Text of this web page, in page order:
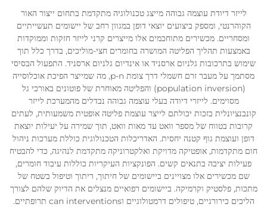
לייזר דיודת עוצמה גבוהה מייצג טכנולוגיה מתקדמת בתחום ייצור האור
הקוהרנטי, ומספק ביצועים יוצאי דופן במגוון רחב של יישומים תעשייתיים
ומסחריים. מכשירים מתוחכמים אלו מייצרים קרני לייזר חזקות וממוקדות
באמצעות תהליך הפליטה המושרה בחומרים חצי-מוליכים, בדרך כלל תוך
שימוש בתרכובות גלניום ארסניד או אינדיום גלניום ארסניד. התפעול הבסיסי
מסתמך על מעבר זרם חשמלי דרך צומת p-n, מה שמייצר הפיכת אוכלוסייה
(population inversion) והפליטה מאוחרת של פוטונים באורכי גל
מסוימים. לייזרי דיודה בעלי עוצמה גבוהה נבדלים מהמערכת לייזר
קונבנציונלית בזכות יכולתם לייצר עוצמת פליטה אופטית משמעותית, לעתים
קרובות בטווח של מספר וואט עד מאות וואט, תוך שמירה על יעילות יוצאת
דופן ועוצמת גוף קטנה יחסית. האדריכלות הטכנולוגית כוללת מערכות ניהול
חום מתקדמות, אופטיקה מדויקת ואלקטרוניקה מתקדמת לנהיגה, כדי להבטיח
פעילות יציבה בתנאים קשים. הפונקציות העיקריות כוללות עיבוד חומרים,
שם מכשירים אלו מצויינים ביישומים של חיתוך, ריתוך וטיפול בשטח של
מתכות, פלסטיק וקרמיקה. ביישומים רפואיים מנצלים את הדיוק שלהם לצורך
הליכים כירורגיים, טיפולים דרמטולוגיים וcan interventions תרופתיים.